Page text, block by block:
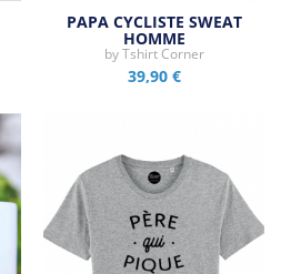
PAPA CYCLISTE SWEAT
HOMME
byTshirt Corner
39,90 €